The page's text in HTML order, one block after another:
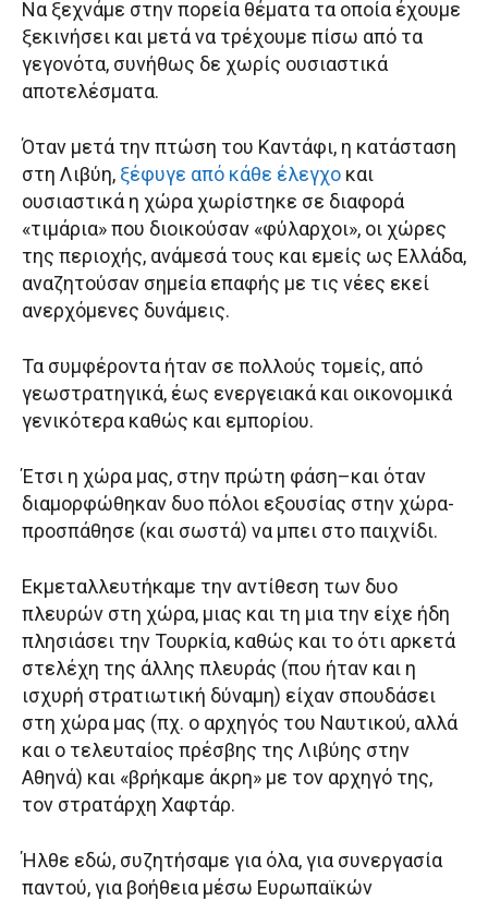
Να ξεχνάμε στην πορεία θέματα τα οποία έχουμε
ξεκινήσει και μετά να τρέχουμε πίσω από τα
γεγονότα, συνήθως δε χωρίς ουσιαστικά
αποτελέσματα.
Όταν μετά την πτώση του Καντάφι, η κατάσταση
στη Λιβύη, ξέφυγε από κάθε έλεγχο και
ουσιαστικά η χώρα χωρίστηκε σε διαφορά
«τιμάρια» που διοικούσαν «φύλαρχοι», οι χώρες
της περιοχής, ανάμεσά τους και εμείς ως Ελλάδα,
αναζητούσαν σημεία επαφής με τις νέες εκεί
ανερχόμενες δυνάμεις.
Τα συμφέροντα ήταν σε πολλούς τομείς, από
γεωστρατηγικά, έως ενεργειακά και οικονομικά
γενικότερα καθώς και εμπορίου.
Έτσι η χώρα μας, στην πρώτη φάση–και όταν
διαμορφώθηκαν δυο πόλοι εξουσίας στην χώρα-
προσπάθησε (και σωστά) να μπει στο παιχνίδι.
Εκμεταλλευτήκαμε την αντίθεση των δυο
πλευρών στη χώρα, μιας και τη μια την είχε ήδη
πλησιάσει την Τουρκία, καθώς και το ότι αρκετά
στελέχη της άλλης πλευράς (που ήταν και η
ισχυρή στρατιωτική δύναμη) είχαν σπουδάσει
στη χώρα μας (πχ. ο αρχηγός του Ναυτικού, αλλά
και ο τελευταίος πρέσβης της Λιβύης στην
Αθηνά) και «βρήκαμε άκρη» με τον αρχηγό της,
τον στρατάρχη Χαφτάρ.
Ήλθε εδώ, συζητήσαμε για όλα, για συνεργασία
παντού, για βοήθεια μέσω Ευρωπαϊκών